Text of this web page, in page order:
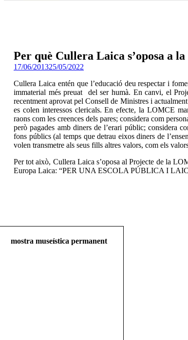
Per què Cullera Laica s’oposa a
17/06/201325/05/2022
Cullera Laica entén que l’educació deu respectar i
immaterial més preuat del ser humà. En canvi, el
recentment aprovat pel Consell de Ministres i
es colen interessos clericals. En efecte, la LOMCE
raons com les creences dels pares; considera com
però pagades amb diners de l’erari públic; considera
fons públics (al temps que detrau eixos diners de
volen transmetre als seus fills altres valors, com els
Per tot això, Cullera Laica s’oposa al Projecte de la
Europa Laica: “PER UNA ESCOLA PÚBLICA I
mostra museística permanent